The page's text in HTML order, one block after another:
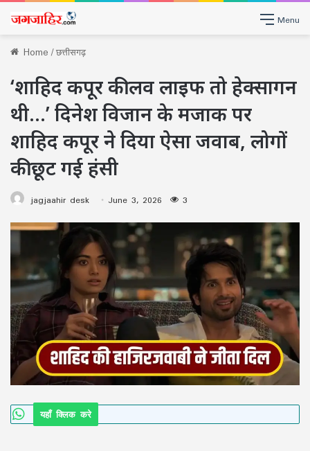
Menu
Home/छत्तीसगढ़
‘शाहिद कपूर की लव लाइफ तो हेक्सागन
थी…’ दिनेश विजान के मजाक पर
शाहिद कपूर ने दिया ऐसा जवाब, लोगों
की छूट गई हंसी
jagjaahir desk June 3, 2026 3
यहाँ क्लिक करे